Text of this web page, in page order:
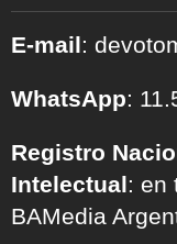
E-mail:
WhatsApp:
Registro
Intelectual: en
BAMedia